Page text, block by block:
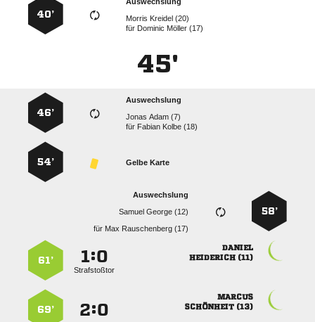
  
für   
40’
45'
Auswechslung
  
für   
46’
Gelbe Karte
54’
58’
Auswechslung
  
für   

 
:
Strafstoßtor
61’

 
:
69’